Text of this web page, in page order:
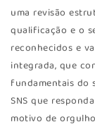
uma revisão
qualificação e o
reconhecidos e
integrada, que
fundamentais do
SNS que
motivo de